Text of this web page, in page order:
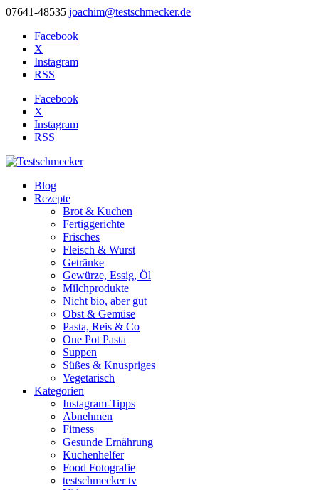
07641-48535 joachim@testschmecker.de
Facebook
X
Instagram
RSS
Facebook
X
Instagram
RSS
Blog
Rezepte
Brot & Kuchen
Fertiggerichte
Frisches
Fleisch & Wurst
Getränke
Gewürze, Essig, Öl
Milchprodukte
Nicht bio, aber gut
Obst & Gemüse
Pasta, Reis & Co
One Pot Pasta
Suppen
Süßes & Knuspriges
Vegetarisch
Kategorien
Instagram-Tipps
Abnehmen
Fitness
Gesunde Ernährung
Küchenhelfer
Food Fotografie
testschmecker tv